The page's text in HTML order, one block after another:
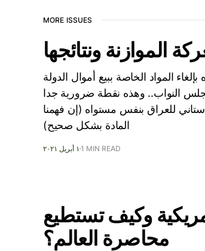
MORE ISSUES
الموازنة ونتائجها
بإلغاء المواد الخاصة ببيع أموال الدولة
في مجلس النواب.. وهذه نقطة ضرورية جدا
3- استمرار النهب الكردستاني للعراق بنفس مستواه (إن فهمنا
المادة بشكل صحيح)
١ أبريل ٢٠٢١ 1 MIN READ
وكيف تستطيع
محاصرة العالم؟